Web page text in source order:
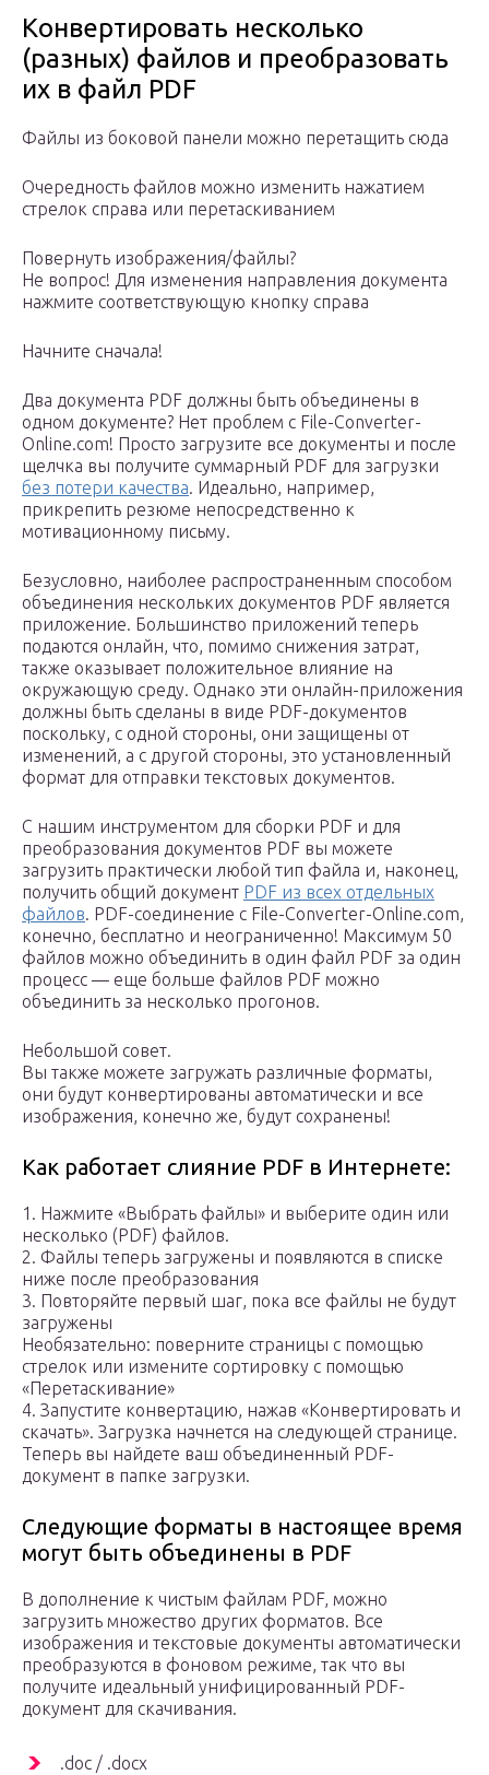
Конвертировать несколько
(разных) файлов и преобразовать
их в файл PDF
Файлы из боковой панели можно перетащить сюда
Очередность файлов можно изменить нажатием
стрелок справа или перетаскиванием
Повернуть изображения/файлы?
Не вопрос! Для изменения направления документа
нажмите соответствующую кнопку справа
Начните сначала!
Два документа PDF должны быть объединены в
одном документе? Нет проблем с File-Converter-
Online.com! Просто загрузите все документы и после
щелчка вы получите суммарный PDF для загрузки
без потери качества. Идеально, например,
прикрепить резюме непосредственно к
мотивационному письму.
Безусловно, наиболее распространенным способом
объединения нескольких документов PDF является
приложение. Большинство приложений теперь
подаются онлайн, что, помимо снижения затрат,
также оказывает положительное влияние на
окружающую среду. Однако эти онлайн-приложения
должны быть сделаны в виде PDF-документов
поскольку, с одной стороны, они защищены от
изменений, а с другой стороны, это установленный
формат для отправки текстовых документов.
С нашим инструментом для сборки PDF и для
преобразования документов PDF вы можете
загрузить практически любой тип файла и, наконец,
получить общий документ PDF из всех отдельных
файлов. PDF-соединение с File-Converter-Online.com,
конечно, бесплатно и неограниченно! Максимум 50
файлов можно объединить в один файл PDF за один
процесс — еще больше файлов PDF можно
объединить за несколько прогонов.
Небольшой совет.
Вы также можете загружать различные форматы,
они будут конвертированы автоматически и все
изображения, конечно же, будут сохранены!
Как работает слияние PDF в Интернете:
1. Нажмите «Выбрать файлы» и выберите один или
несколько (PDF) файлов.
2. Файлы теперь загружены и появляются в списке
ниже после преобразования
3. Повторяйте первый шаг, пока все файлы не будут
загружены
Необязательно: поверните страницы с помощью
стрелок или измените сортировку с помощью
«Перетаскивание»
4. Запустите конвертацию, нажав «Конвертировать и
скачать». Загрузка начнется на следующей странице.
Теперь вы найдете ваш объединенный PDF-
документ в папке загрузки.
Следующие форматы в настоящее время
могут быть объединены в PDF
В дополнение к чистым файлам PDF, можно
загрузить множество других форматов. Все
изображения и текстовые документы автоматически
преобразуются в фоновом режиме, так что вы
получите идеальный унифицированный PDF-
документ для скачивания.
.doc / .docx